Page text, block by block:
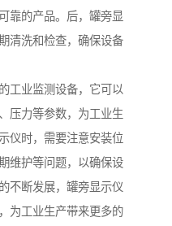
靠的产品。后，罐旁显
清洗和检查，确保设备
工业监测设备，它可以
压力等参数，为工业生
仪时，需要注意安装位
维护等问题，以确保设
不断发展，罐旁显示仪
为工业生产带来更多的